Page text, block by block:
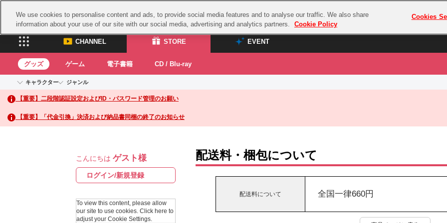
プレミアム会員と
CHANNEL STORE EVENT
CHANNEL
ASOBI CHANNEL TOP
STORE
ASOBI STORE TOP
グッズ
EVENT
ASOBI STAGE
グッズ ゲーム 電子書籍 CD / Blu-ray
キャラクター
アイドルマスターシリーズ
アイドルマスター
アイドルマスター シンデレラガールズ
アイドルマスター シャイニーカラーズ
学園アイドルマスター
プロジェクトアイマス ヴイアライヴ
テイルズ オブ シリーズ
ナムコクラシック
スサノオマジック
ガンダムシリーズ
ラブライブ！サンシャイン‼
アイドリッシュセブン
ジャンル
イベントグッズ
トイ・ホビー
【重要】二段階認証設定およびID・パスワード管理のお願い
【重要】「代金引換」決済および納品書同梱の終了のお知らせ
こんにちは ゲスト様
ログイン/新規登録
To view this content, please allow
our site to use cookies. Click here to
adjust your Cookie Settings.
配送料・梱包について
配送料について 全国一律660円
We use cookies to personalise content and ads, to provide social media features and to analyse our traffic. We also share
information about your use of our site with our social media, advertising and analytics partners.
Cookie Policy
Cookies